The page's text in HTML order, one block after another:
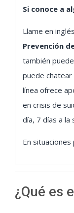
Si conoce a
Llame en
Prevención
también
puede
línea ofrece
en crisis de
día, 7 días a la
En
¿Qué es